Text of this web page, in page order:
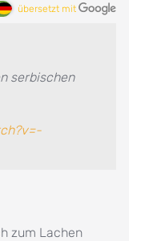
übersetzt mit
serbischen
zum Lachen